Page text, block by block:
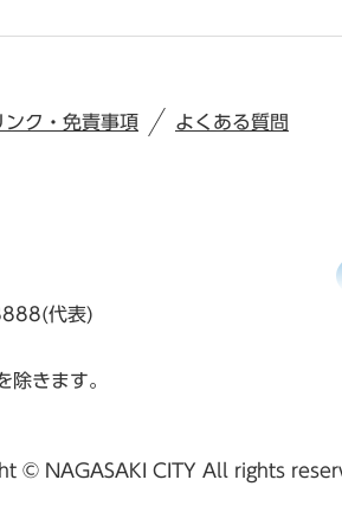
ンク・免責事項 よくある質問
代表)
きます。
© NAGASAKI CITY All rights